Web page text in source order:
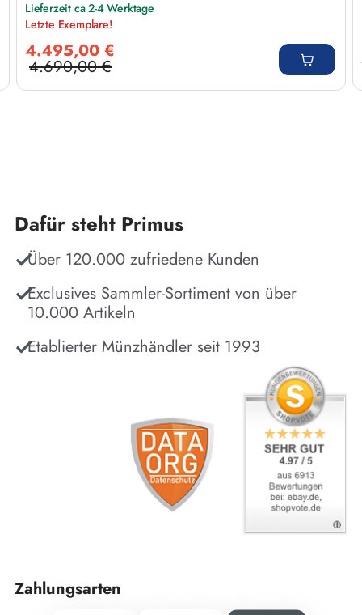
Lieferzeit ca 2-4 Werktage
Letzte Exemplare!
4.495,00 €
Regulärer Preis:
4.690,00 €
Dafür steht Primus
Über 120.000 zufriedene Kunden
Exclusives Sammler-Sortiment von über
10.000 Artikeln
Etablierter Münzhändler seit 1993
Zahlungsarten